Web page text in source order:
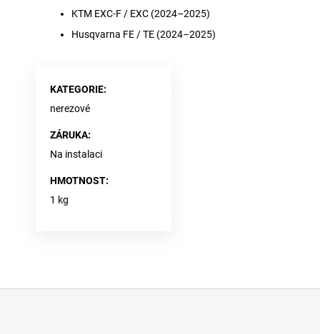
KTM EXC-F / EXC (2024–2025)
Husqvarna FE / TE (2024–2025)
KATEGORIE:
nerezové
ZÁRUKA:
Na instalaci
HMOTNOST:
1 kg